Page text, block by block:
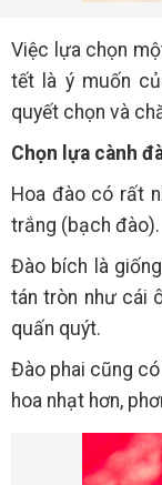
Việc lựa chọn
tết là ý muốn
quyết chọn và
Chọn lựa cành
Hoa đào có rất
trắng (bạch đào).
Đào bích là
tán tròn như cái
quấn quýt.
Đào phai cũng
hoa nhạt hơn,